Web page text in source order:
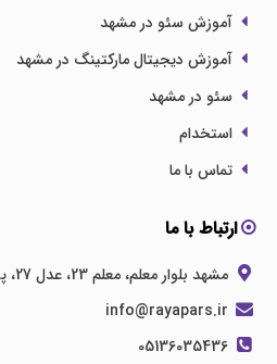
آموزش سئو در مشهد
آموزش دیجیتال مارکتینگ در مشهد
سئو در مشهد
استخدام
تماس با ما
ارتباط با ما
مشهد بلوار معلم، معلم 23، عدل 27، پلاک 189
05136035436